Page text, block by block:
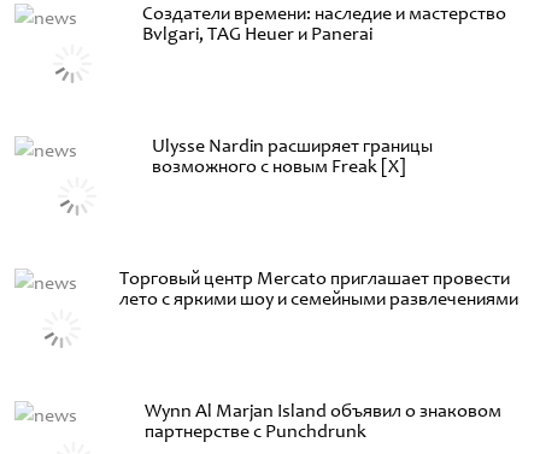
Создатели времени: наследие и мастерство
Bvlgari, TAG Heuer и Panerai
Ulysse Nardin расширяет границы
возможного с новым Freak [X]
Торговый центр Mercato приглашает провести
лето с яркими шоу и семейными развлечениями
Wynn Al Marjan Island объявил о знаковом
партнерстве с Punchdrunk